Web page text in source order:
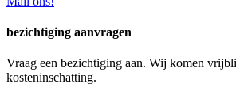
bezichtiging aanvragen
Vraag een bezichtiging aan. Wij komen
kosteninschatting.